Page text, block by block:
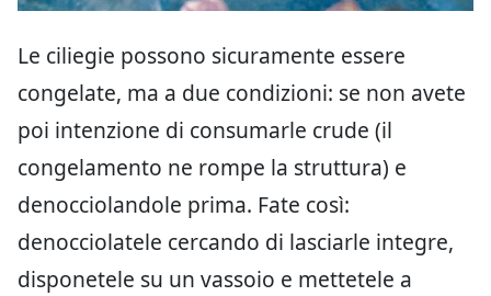
Le ciliegie possono sicuramente essere
congelate, ma a due condizioni: se non avete
poi intenzione di consumarle crude (il
congelamento ne rompe la struttura) e
denocciolandole prima. Fate così:
denocciolatele cercando di lasciarle integre,
disponetele su un vassoio e mettetele a